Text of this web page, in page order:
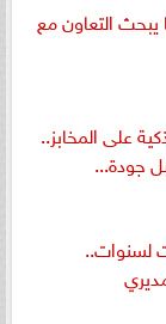
يبحث التعاون مع
على المخابز..
جودة...
لسنوات..